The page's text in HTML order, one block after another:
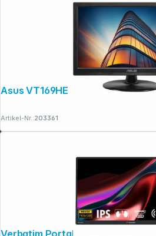
Asus VT169HE
Artikel-Nr.:203361